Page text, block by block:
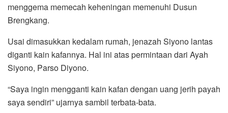
menggema memecah keheningan memenuhi Dusun
Brengkang.
Usai dimasukkan kedalam rumah, jenazah Siyono lantas
diganti kain kafannya. Hal ini atas permintaan dari Ayah
Siyono, Parso Diyono.
“Saya ingin mengganti kain kafan dengan uang jerih payah
saya sendiri” ujarnya sambil terbata-bata.